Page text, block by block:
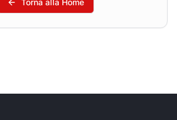
Torna alla Home